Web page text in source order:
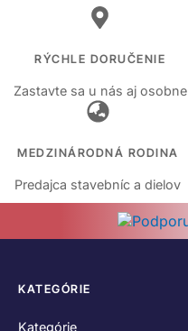
RÝCHLE DORUČENIE
Zastavte sa u nás aj osobne
MEDZINÁRODNÁ RODINA
Predajca stavebníc a dielov
KATEGÓRIE
Kategórie